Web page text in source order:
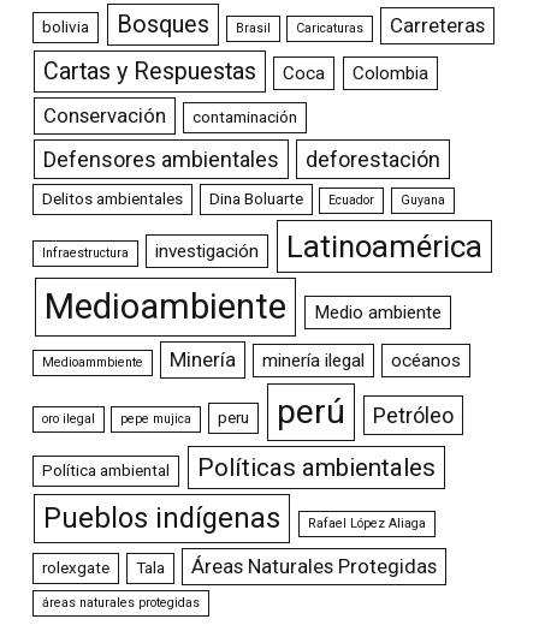
bolivia Bosques Brasil Caricaturas Carreteras
Cartas y Respuestas Coca Colombia
Conservación contaminación
Defensores ambientales deforestación
Delitos ambientales Dina Boluarte Ecuador Guyana
Infraestructura investigación Latinoamérica
Medioambiente Medio ambiente
Medioammbiente Minería minería ilegal océanos
oro ilegal pepe mujica peru perú Petróleo
Política ambiental Políticas ambientales
Pueblos indígenas Rafael López Aliaga
rolexgate Tala Áreas Naturales Protegidas
áreas naturales protegidas